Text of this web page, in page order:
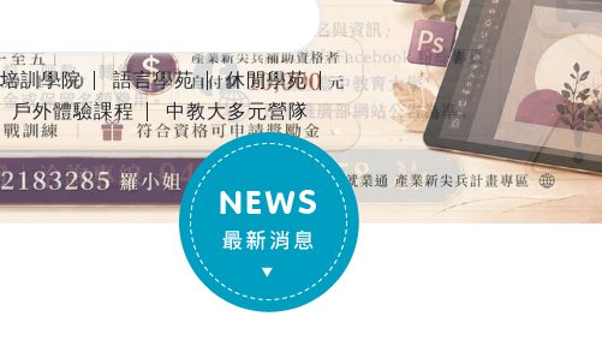
訓學院 語言學苑
休閒學苑
戶外體驗課程
中教大多元營隊